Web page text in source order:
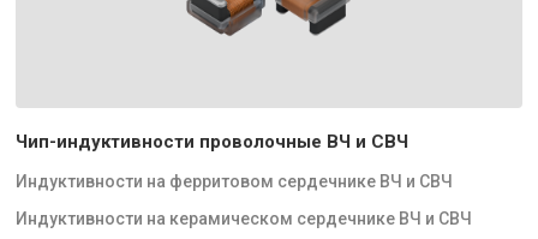
Чип-индуктивности проволочные ВЧ и СВЧ
Индуктивности на ферритовом сердечнике ВЧ и СВЧ
Индуктивности на керамическом сердечнике ВЧ и СВЧ